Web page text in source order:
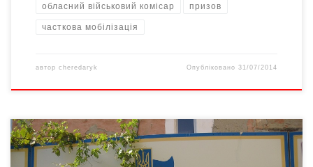
обласний військовий комісар призов
часткова мобілізація
автор cheredaryk Опубліковано31/07/2014
Сьогодні Чернівецький обласний військовий комісар Віталій